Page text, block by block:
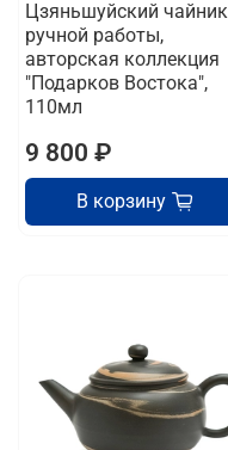
Цзяньшуйский чайник
ручной работы,
авторская коллекция
"Подарков Востока",
110мл
9 800 ₽
В корзину